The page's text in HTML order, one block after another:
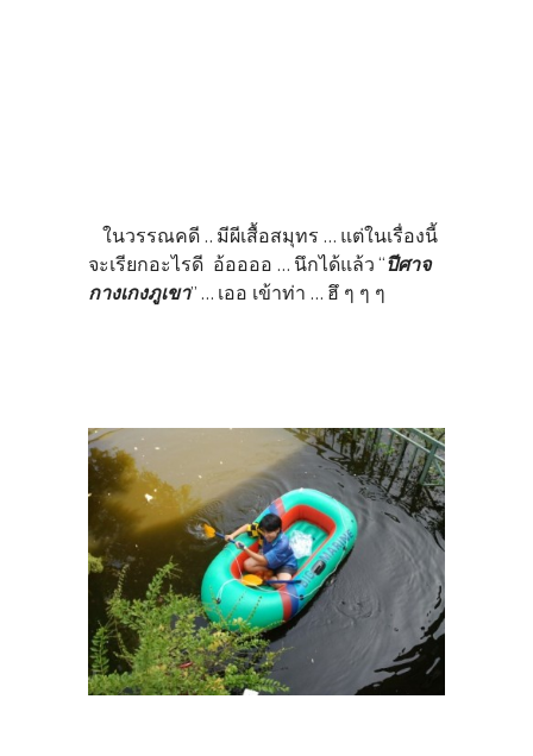
ในวรรณคดี .. มีผีเสื้อสมุทร ... แต่ในเรื่องนี้
จะเรียกอะไรดี อ้ออออ ... นึกได้แล้ว “ปีศาจ
กางเกงภูเขา” ... เออ เข้าท่า ... ฮึ ๆ ๆ ๆ